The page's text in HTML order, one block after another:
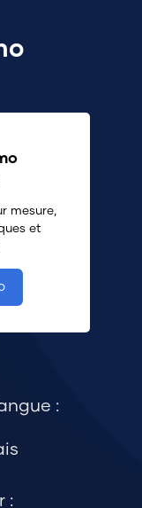
mesure,
et
:
: